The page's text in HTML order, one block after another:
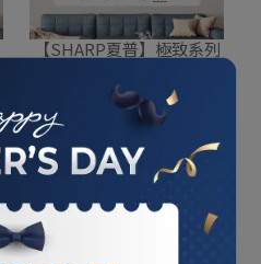
【SHARP夏普】極致系列
(AH-28BESH/AU-
28BESH-W)
NT$22,355NT$26,300
加入購物車